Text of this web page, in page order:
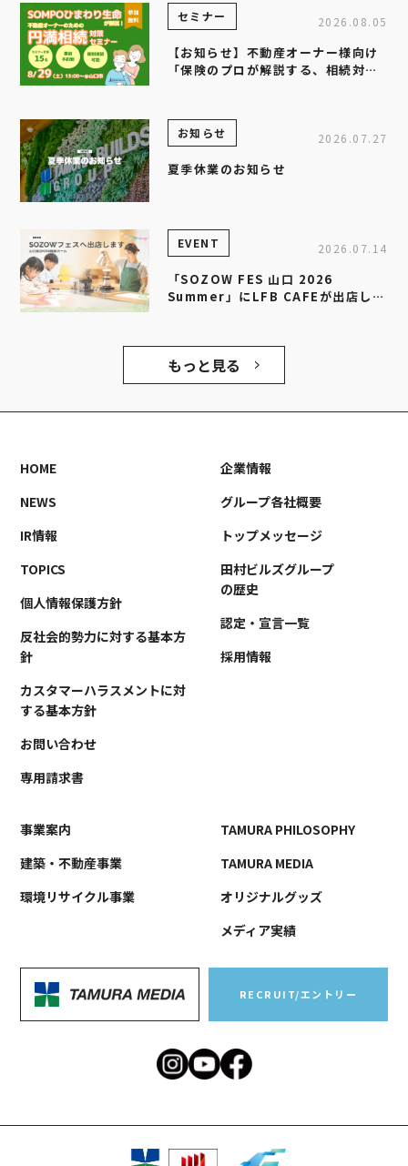
セミナー 2026.08.05
【お知らせ】不動産オーナー様向け
「保険のプロが解説する、相続対策
お知らせ 2026.07.27
夏季休業のお知らせ
EVENT 2026.07.14
「SOZOW FES 山口 2026
Summer」にLFB CAFEが出店しま
もっと見る
HOME
NEWS
IR情報
TOPICS
個人情報保護方針
反社会的勢力に対する基本方
針
カスタマーハラスメントに対
する基本方針
お問い合わせ
専用請求書
企業情報
グループ各社概要
トップメッセージ
田村ビルズグループ
の歴史
認定・宣言一覧
採用情報
事業案内
建築・不動産事業
環境リサイクル事業
TAMURA PHILOSOPHY
TAMURA MEDIA
オリジナルグッズ
メディア実績
RECRUIT/エントリー